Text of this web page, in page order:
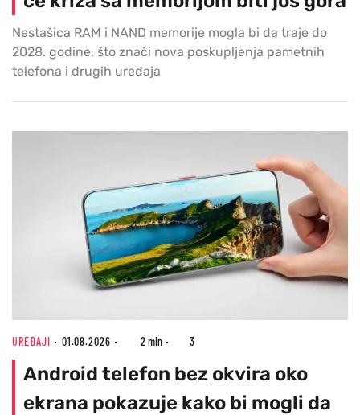
Nestašica RAM i NAND memorije mogla bi da traje do
2028. godine, što znači nova poskupljenja pametnih
telefona i drugih uređaja
UREĐAJI 01.08.2026 2 min 3
Android telefon bez okvira oko
ekrana pokazuje kako bi mogli da